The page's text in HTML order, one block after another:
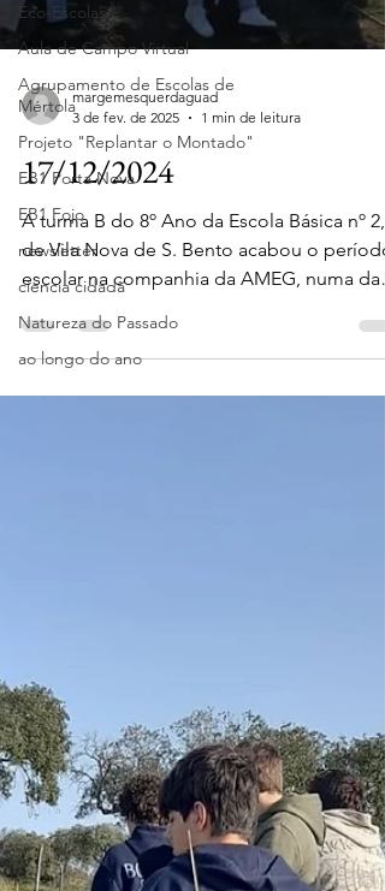
Eco-Escolas
Aula de Campo Virtual
Agrupamento de Escolas de
Mértola
Projeto "Replantar o Montado"
EB1 Porta Nova
EB1 Fojo
newsletter
ciencia cidadã
Natureza do Passado
ao longo do ano
margemesquerdaguad
3 de fev. de 2025
1 min de leitura
17/12/2024
A turma B do 8º Ano da Escola Básica nº 2,
de Vila Nova de S. Bento acabou o período
escolar na companhia da AMEG, numa das